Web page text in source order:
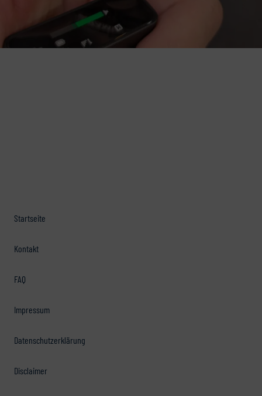
Startseite
Kontakt
FAQ
Impressum
Datenschutzerklärung
Disclaimer